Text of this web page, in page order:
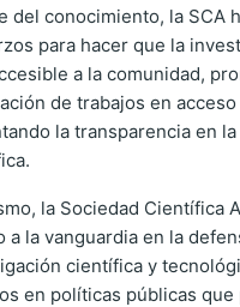
del conocimiento, la SCA
para hacer que la
a la comunidad,
de trabajos en
la transparencia en
la Sociedad Científica
a la vanguardia en la
científica y
en políticas públicas que